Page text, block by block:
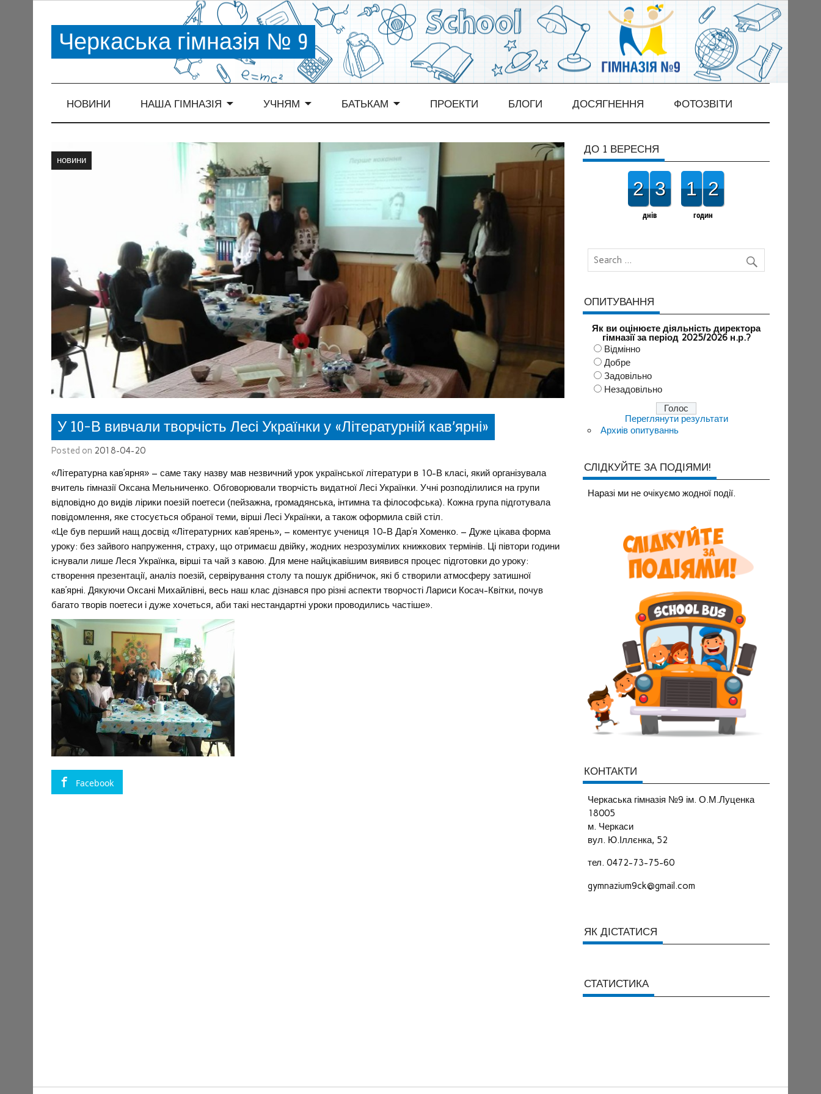
Черкаська гімназія № 9
НОВИНИ НАША ГІМНАЗІЯ УЧНЯМ БАТЬКАМ ПРОЕКТИ БЛОГИ ДОСЯГНЕННЯ ФОТОЗВІТИ
новини
У 10-В вивчали творчість Лесі Українки у «Літературній кав’ярні»
Posted on 2018-04-20
«Літературна кав’ярня» – саме таку назву мав незвичний урок української літератури в 10-В класі, який організувала
вчитель гімназії Оксана Мельниченко. Обговорювали творчість видатної Лесі Українки. Учні розподілилися на групи
відповідно до видів лірики поезій поетеси (пейзажна, громадянська, інтимна та філософська). Кожна група підготувала
повідомлення, яке стосується обраної теми, вірші Лесі Українки, а також оформила свій стіл.
«Це був перший нащ досвід «Літературних кав’ярень», – коментує учениця 10-В Дар’я Хоменко. – Дуже цікава форма
уроку: без зайвого напруження, страху, що отримаєш двійку, жодних незрозумілих книжкових термінів. Ці півтори години
існували лише Леся Українка, вірші та чай з кавою. Для мене найцікавішим виявився процес підготовки до уроку:
створення презентації, аналіз поезій, сервірування столу та пошук дрібничок, які б створили атмосферу затишної
кав’ярні. Дякуючи Оксані Михайлівні, весь наш клас дізнався про різні аспекти творчості Лариси Косач-Квітки, почув
багато творів поетеси і дуже хочеться, аби такі нестандартні уроки проводились частіше».
Facebook
ДО 1 ВЕРЕСНЯ
2 3
днів
1 2
годин
ОПИТУВАННЯ
Як ви оцінюєте діяльність директора
гімназії за період 2025/2026 н.р.?
Відмінно
Добре
Задовільно
Незадовільно
Переглянути результати
Архиів опитуваннь
СЛІДКУЙТЕ ЗА ПОДІЯМИ!
Наразi ми не очiкуємо жодної події.
КОНТАКТИ
Черкаська гімназія №9 ім. О.М.Луценка
18005
м. Черкаси
вул. Ю.Іллєнка, 52
тел. 0472-73-75-60
gymnazium9ck@gmail.com
ЯК ДІСТАТИСЯ
СТАТИСТИКА